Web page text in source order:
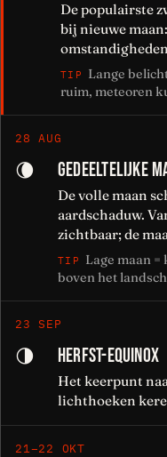
De populairste
bij nieuwe
TIP
Lange
ruim, meteoren
28 AUG
🌘 GEDEELTELIJKE
De volle maan
aardschaduw.
zichtbaar; de
TIP
Lage maan =
boven het
23 SEP
🌗 HERFST-EQUINOX
Het keerpunt
lichthoeken
21–22 OKT